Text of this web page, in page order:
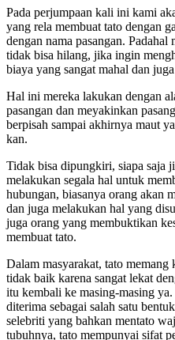
Pada perjumpaan kali ini kami
yang rela membuat tato dengan
dengan nama pasangan.
tidak bisa hilang, jika ingin
biaya yang sangat mahal dan
Hal ini mereka lakukan dengan
pasangan dan meyakinkan
berpisah sampai akhirnya maut
kan.
Tidak bisa dipungkiri, siapa saja
melakukan segala hal untuk
hubungan, biasanya orang akan
dan juga melakukan hal yang
juga orang yang membuktikan
membuat tato.
Dalam masyarakat, tato
tidak baik karena sangat lekat
itu kembali ke masing-masing
diterima sebagai salah satu
selebriti yang bahkan mentato
tubuhnya, tato mempunyai sifat